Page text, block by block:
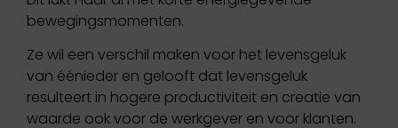
bewegingsmomenten.
Ze wil een verschil maken voor het levensgeluk
van éénieder en gelooft dat levensgeluk
resulteert in hogere productiviteit en creatie van
waarde ook voor de werkgever en voor klanten.